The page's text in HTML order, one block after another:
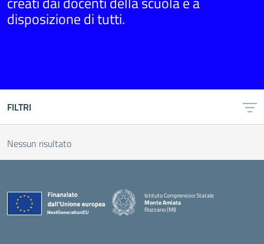
disposizione di tutti.
FILTRI
Nessun risultato
Istituto Comprensivo Statale
Monte Amiata
Rozzano (MI)